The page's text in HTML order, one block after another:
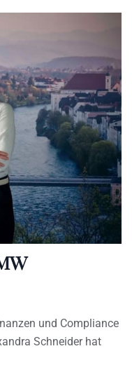
und Compliance
Schneider hat